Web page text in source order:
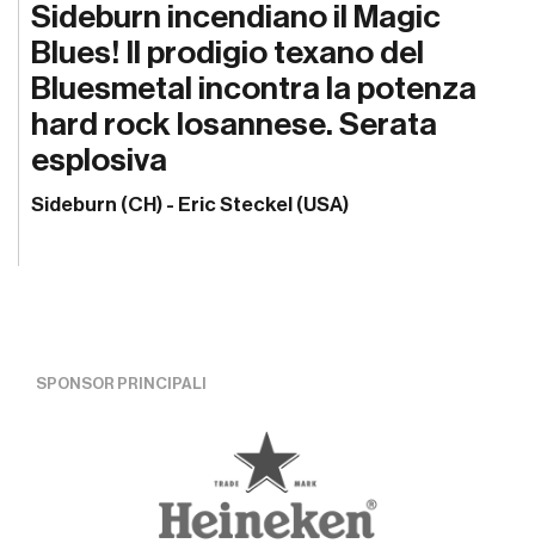
Sideburn incendiano il Magic
Blues! Il prodigio texano del
Bluesmetal incontra la potenza
hard rock losannese. Serata
esplosiva
Sideburn (CH) - Eric Steckel (USA)
SPONSOR PRINCIPALI